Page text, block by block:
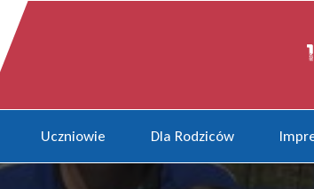
nasze dziewczyny
Uczniowie Dla Rodziców